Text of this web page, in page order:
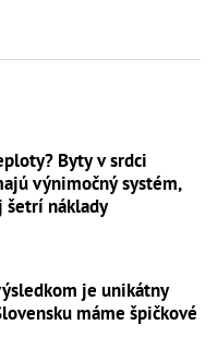
Byty v srdci
výnimočný systém,
šetrí náklady
je unikátny
máme špičkové